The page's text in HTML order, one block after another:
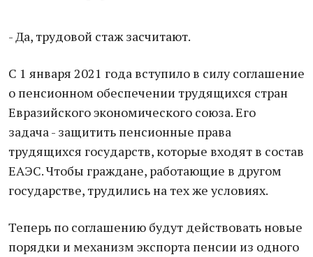
- Да, трудовой стаж засчитают.
С 1 января 2021 года вступило в силу соглашение
о пенсионном обеспечении трудящихся стран
Евразийского экономического союза. Его
задача - защитить пенсионные права
трудящихся государств, которые входят в состав
ЕАЭС. Чтобы граждане, работающие в другом
государстве, трудились на тех же условиях.
Теперь по соглашению будут действовать новые
порядки и механизм экспорта пенсии из одного